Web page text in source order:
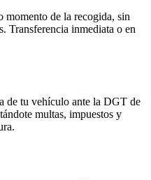
momento de la recogida, sin
Transferencia inmediata o en
de tu vehículo ante la DGT de
multas, impuestos y